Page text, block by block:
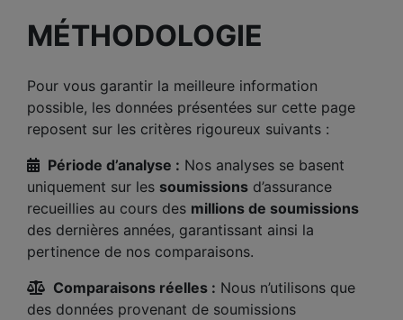
MÉTHODOLOGIE
Pour vous garantir la meilleure information
possible, les données présentées sur cette page
reposent sur les critères rigoureux suivants :
Période d’analyse : Nos analyses se basent
uniquement sur les soumissions d’assurance
recueillies au cours des millions de soumissions
des dernières années, garantissant ainsi la
pertinence de nos comparaisons.
Comparaisons réelles : Nous n’utilisons que
des données provenant de soumissions